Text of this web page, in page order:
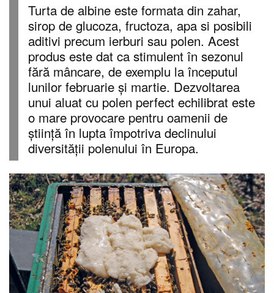
Turta de albine este formata din zahar,
sirop de glucoza, fructoza, apa si posibili
aditivi precum ierburi sau polen. Acest
produs este dat ca stimulent în sezonul
fără mâncare, de exemplu la începutul
lunilor februarie și martie. Dezvoltarea
unui aluat cu polen perfect echilibrat este
o mare provocare pentru oamenii de
știință în lupta împotriva declinului
diversității polenului în Europa.